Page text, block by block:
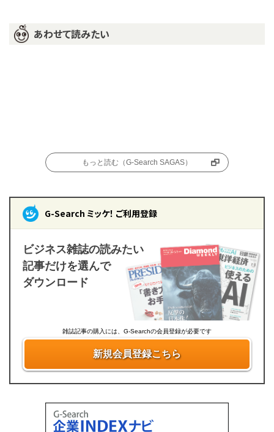
あわせて読みたい
もっと読む（G-Search SAGAS）
G-Search ミッケ！ ご利用登録
ビジネス雑誌の読みたい
記事だけを選んで
ダウンロード
雑誌記事の購入には、G-Searchの会員登録が必要です
新規会員登録こちら